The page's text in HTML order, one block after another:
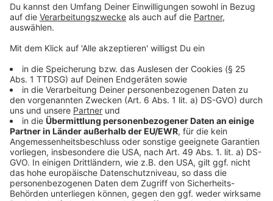
informieren
Verantwortliche schauen optimistisch auf
Leverkusener Kultur
Mehr Kinder in Leverkusen haben Übergewicht
Anzeige
Anzeige